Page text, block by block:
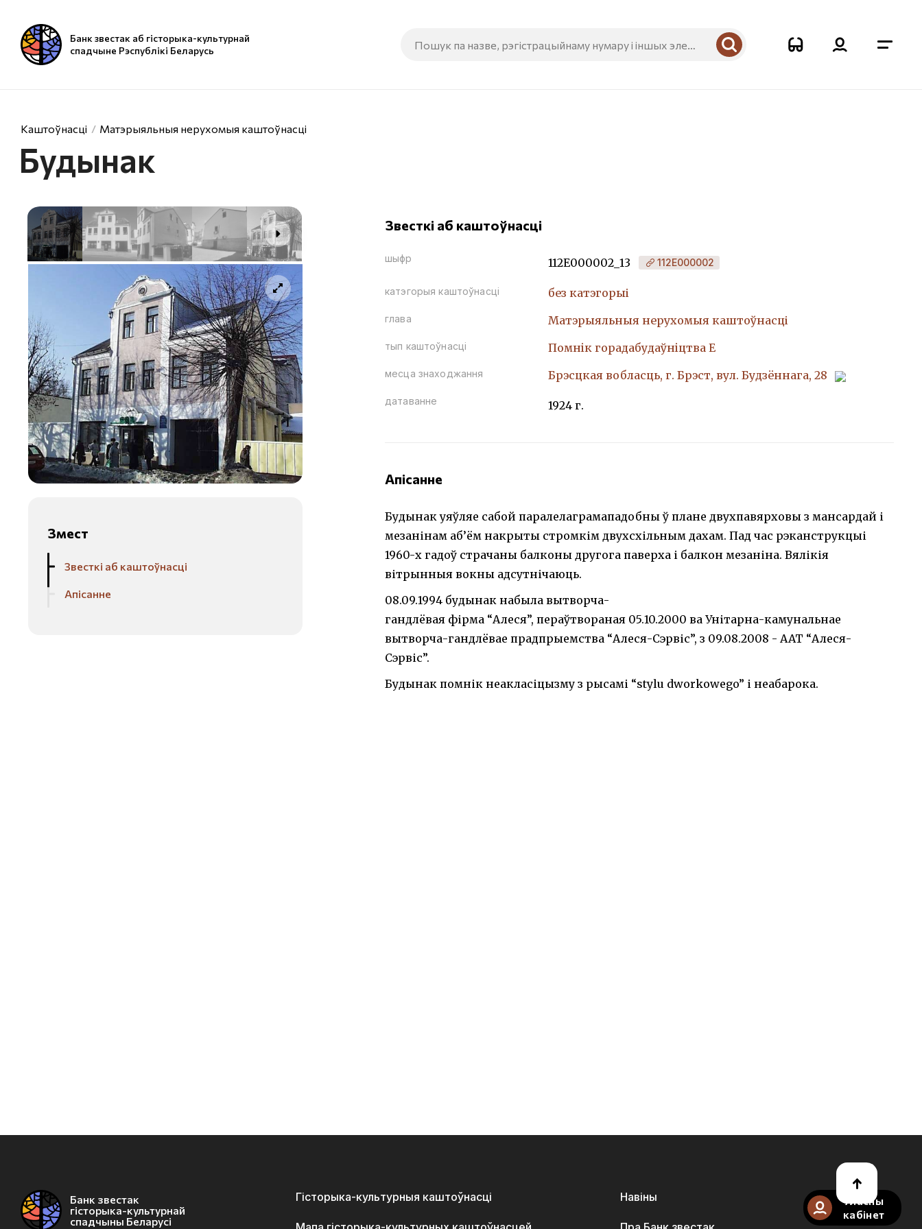
Банк звестак аб гісторыка-культурнай
спадчыне Рэспублікі Беларусь
Каштоўнасці Матэрыяльныя нерухомыя каштоўнасці
Будынак
Змест
Звесткі аб каштоўнасці
Апісанне
Звесткі аб каштоўнасці
шыфр 112Е000002_13 112Е000002
катэгорыя каштоўнасці без катэгорыі
глава Матэрыяльныя нерухомыя каштоўнасці
тып каштоўнасці Помнiк горадабудаўнiцтва Е
месца знаходжання Брэсцкая вобласць, г. Брэст, вул. Будзённага, 28
датаванне 1924 г.
Апісанне
Будынак уяўляе сабой паралелаграмападобны ў плане двухпавярховы з мансардай і
мезанінам аб’ём накрыты стромкім двухсхільным дахам. Пад час рэканструкцыі
1960-х гадоў страчаны балконы другога паверха і балкон мезаніна. Вялікія
вітрынныя вокны адсутнічаюць.
08.09.1994 будынак набыла вытворча-
гандлёвая фірма “Алеся”, пераўтвораная 05.10.2000 ва Унітарна-камунальнае
вытворча-гандлёвае прадпрыемства “Алеся-Сэрвіс”, з 09.08.2008 - ААТ “Алеся-
Сэрвіс”.
Будынак помнік неакласіцызму з рысамі “stylu dworkowego” і неабарока.
Банк звестак
гісторыка-культурнай
спадчыны Беларусі
Гісторыка-культурныя каштоўнасці Навіны
Уласны
кабінет